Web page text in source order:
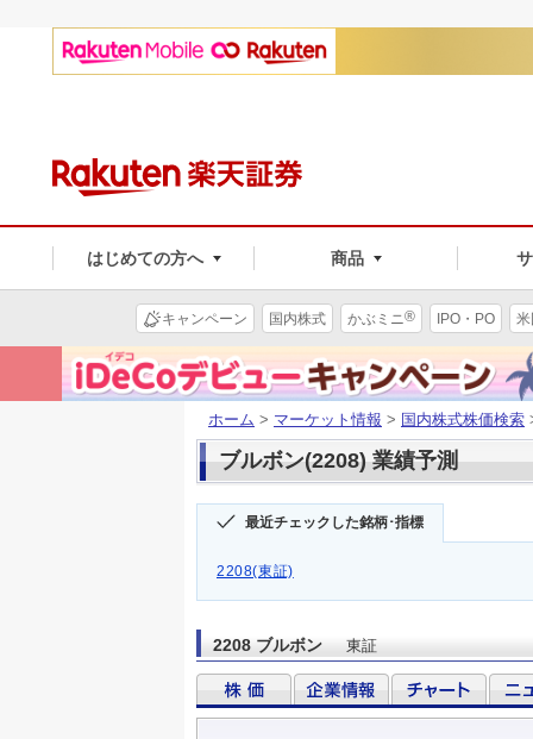
はじめての方へ 商品
キャンペーン 国内株式 かぶミニ® IPO・PO
ホーム > マーケット情報 > 国内株式株価検索
ブルボン(2208) 業績予測
最近チェックした銘柄･指標
2208(東証)
2208 ブルボン 東証